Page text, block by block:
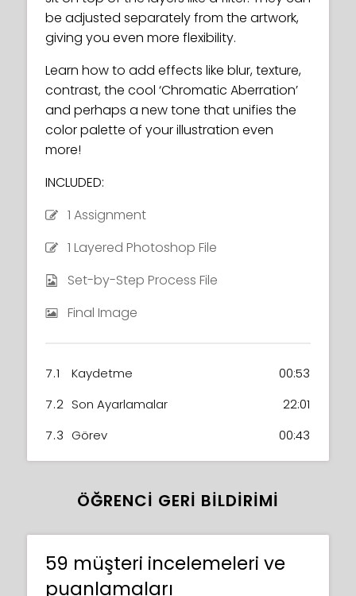
be adjusted separately from the artwork,
giving you even more flexibility.
Learn how to add effects like blur, texture,
contrast, the cool ‘Chromatic Aberration’
and perhaps a new tone that unifies the
color palette of your illustration even
more!
INCLUDED:
1 Assignment
1 Layered Photoshop File
Set-by-Step Process File
Final Image
7.1 Kaydetme
00:53
7.2 Son Ayarlamalar
22:01
7.3 Görev 00:43
ÖĞRENCI GERI BILDIRIMI
59 müşteri incelemeleri ve
puanlamaları